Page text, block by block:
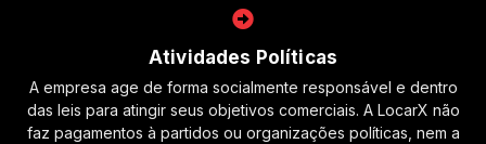
Atividades Políticas
A empresa age de forma socialmente responsável e dentro
das leis para atingir seus objetivos comerciais. A LocarX não
faz pagamentos à partidos ou organizações políticas, nem a